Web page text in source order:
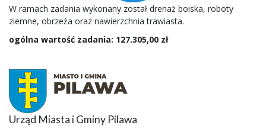
W ramach zadania wykonany został drenaż boiska, roboty
ziemne, obrzeża oraz nawierzchnia trawiasta.
ogólna wartość zadania: 127.305,00 zł
Urząd Miasta i Gminy Pilawa